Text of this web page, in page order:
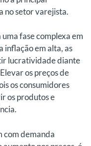
no setor varejista.
fase complexa em
inflação em alta, as
lucratividade diante
os preços de
os consumidores
os produtos e
com demanda